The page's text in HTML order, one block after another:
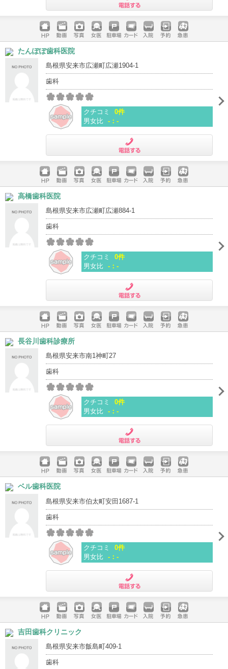
ホームペ
ージ
動画 写真 女医 駐車場
クレジッ
入院 予約 急患
たんぽぽ歯科医院
島根県安来市広瀬町広瀬1904-1
歯科
クチコミ
0件
男女比 -：-
ホームペ
ージ
動画 写真 女医 駐車場
クレジッ
入院 予約 急患
高橋歯科医院
島根県安来市広瀬町広瀬884-1
歯科
クチコミ
0件
男女比 -：-
ホームペ
ージ
動画 写真 女医 駐車場
クレジッ
入院 予約 急患
長谷川歯科診療所
島根県安来市南1神町27
歯科
クチコミ
0件
男女比 -：-
ホームペ
ージ
動画 写真 女医 駐車場
クレジッ
入院 予約 急患
ベル歯科医院
島根県安来市伯太町安田1687-1
歯科
クチコミ
0件
男女比 -：-
ホームペ
ージ
動画 写真 女医 駐車場
クレジッ
入院 予約 急患
吉田歯科クリニック
島根県安来市飯島町409-1
歯科